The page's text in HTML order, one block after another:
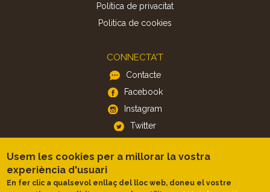
Política de privacitat
Politica de cookies
CONNECTA'T
Contacte
Facebook
Instagram
Twitter
APP
iOS
Usem les cookies per a millorar la vostra
experiència d'usuari
En fer clic a qualsevol enllaç del lloc web, doneu el vostre